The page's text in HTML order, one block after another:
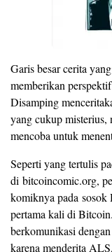
Garis besar cerita
memberikan
Disamping
yang cukup
mencoba untuk
Seperti yang tertulis
di bitcoincomic.org,
komiknya pada sosok
pertama kali di
berkomunikasi
karena menderita